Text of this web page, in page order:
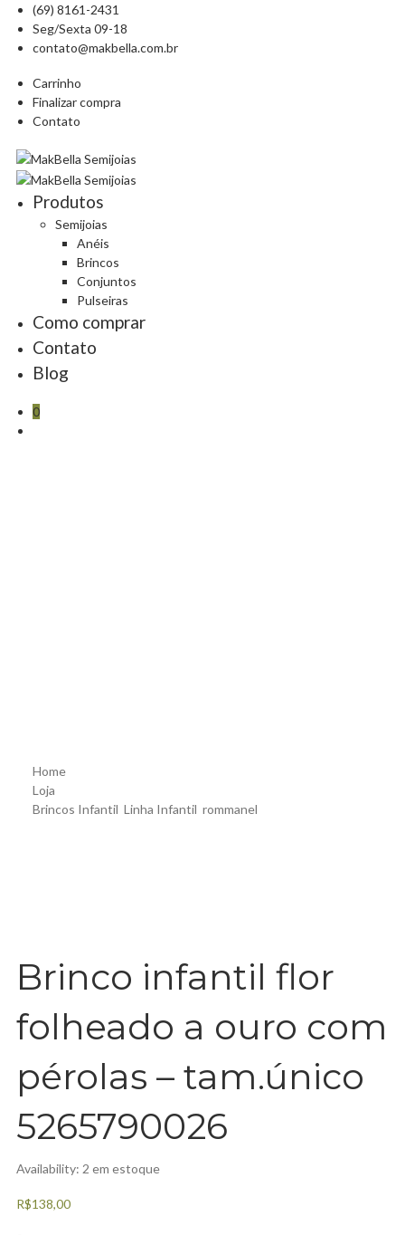
(69) 8161-2431
Seg/Sexta 09-18
contato@makbella.com.br
Carrinho
Finalizar compra
Contato
Produtos
Semijoias
Anéis
Brincos
Conjuntos
Pulseiras
Como comprar
Contato
Blog
0
Home
Loja
Brincos Infantil ,Linha Infantil ,rommanel
Brinco infantil flor
folheado a ouro com
pérolas – tam.único
5265790026
Availability: 2 em estoque
R$138,00